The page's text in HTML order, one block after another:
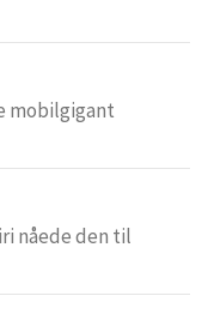
mobilgigant
nåede den til